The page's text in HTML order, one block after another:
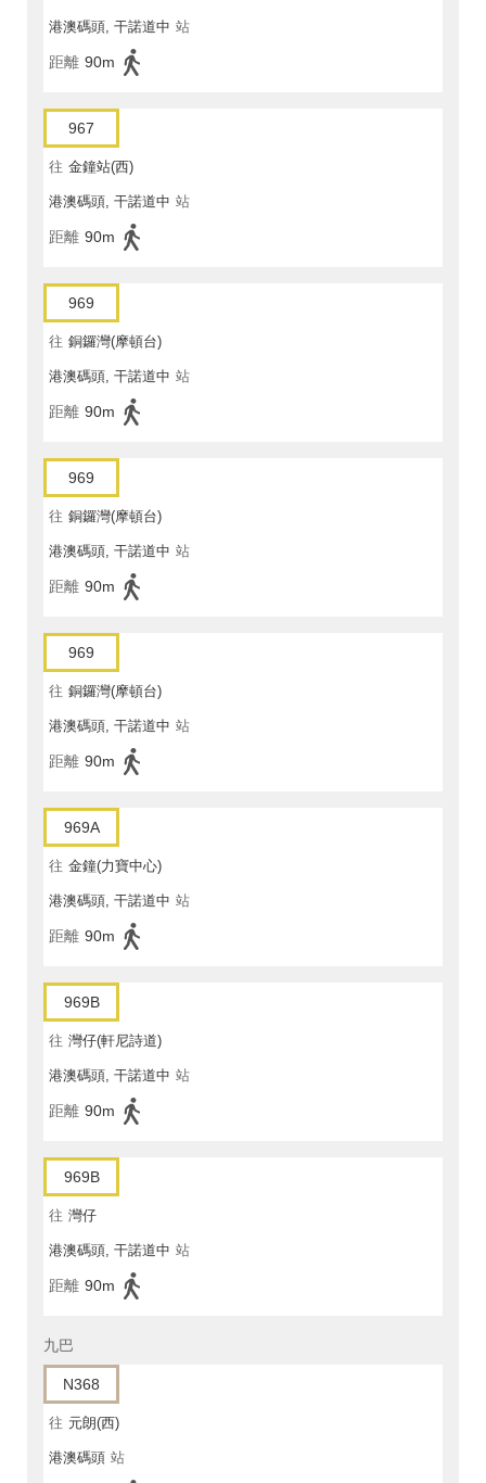
港澳碼頭, 干諾道中 站
距離 90m
967
往 金鐘站(西)
港澳碼頭, 干諾道中 站
距離 90m
969
往 銅鑼灣(摩頓台)
港澳碼頭, 干諾道中 站
距離 90m
969
往 銅鑼灣(摩頓台)
港澳碼頭, 干諾道中 站
距離 90m
969
往 銅鑼灣(摩頓台)
港澳碼頭, 干諾道中 站
距離 90m
969A
往 金鐘(力寶中心)
港澳碼頭, 干諾道中 站
距離 90m
969B
往 灣仔(軒尼詩道)
港澳碼頭, 干諾道中 站
距離 90m
969B
往 灣仔
港澳碼頭, 干諾道中 站
距離 90m
九巴
N368
往 元朗(西)
港澳碼頭 站